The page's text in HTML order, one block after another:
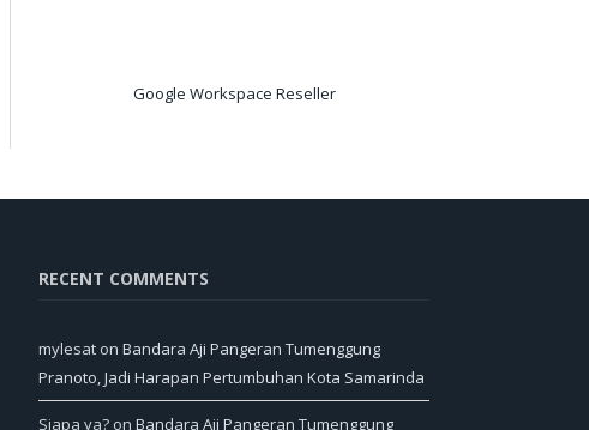
Google Workspace Reseller
RECENT COMMENTS
mylesat on Bandara Aji Pangeran Tumenggung
Pranoto, Jadi Harapan Pertumbuhan Kota Samarinda
Siapa ya? on Bandara Aji Pangeran Tumenggung